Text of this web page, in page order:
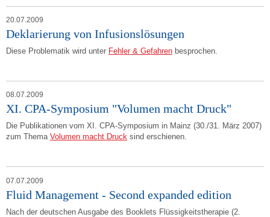
20.07.2009
Deklarierung von Infusionslösungen
Diese Problematik wird unter Fehler & Gefahrenbesprochen.
08.07.2009
XI. CPA-Symposium "Volumen macht Druck"
Die Publikationen vom XI. CPA-Symposium in Mainz (30./31. März 2007)
zum Thema Volumen macht Drucksind erschienen.
07.07.2009
Fluid Management - Second expanded edition
Nach der deutschen Ausgabe des Booklets Flüssigkeitstherapie (2.